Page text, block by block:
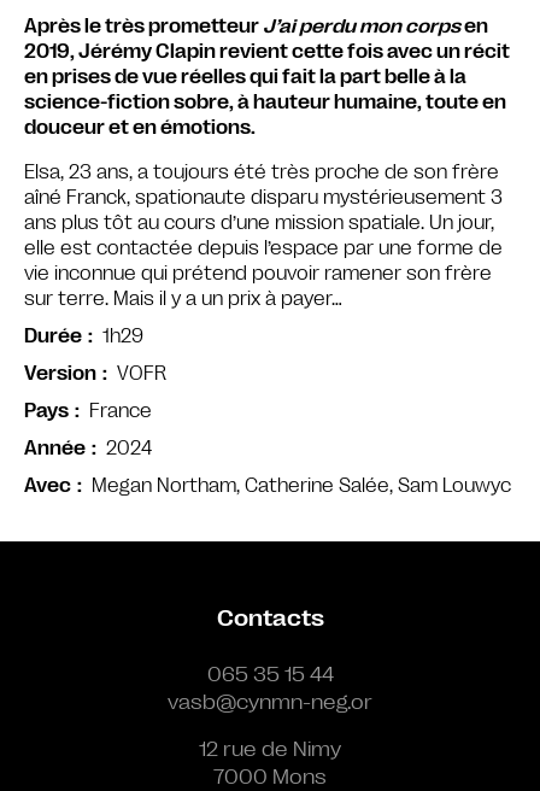
Avec Megan Northam, Catherine Salée, Sam Louwyc
Après le très prometteur J’ai perdu mon corpsen
2019, Jérémy Clapin revient cette fois avec un récit
en prises de vue réelles qui fait la part belle à la
science-fiction sobre, à hauteur humaine, toute en
douceur et en émotions.
Elsa, 23 ans, a toujours été très proche de son frère
aîné Franck, spationaute disparu mystérieusement 3
ans plus tôt au cours d’une mission spatiale. Un jour,
elle est contactée depuis l’espace par une forme de
vie inconnue qui prétend pouvoir ramener son frère
sur terre. Mais il y a un prix à payer…
Durée
1h29
Version
VOFR
Pays
France
Année
2024
Contacts
065 35 15 44
vasb@cynmn-neg.or
12 rue de Nimy
7000 Mons